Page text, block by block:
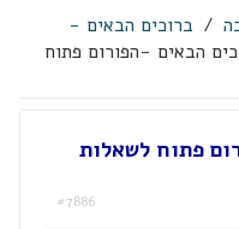
/ ברוכים הבאים -
הבאים -הפורום פתוח
פתוח לשאלות
#7886